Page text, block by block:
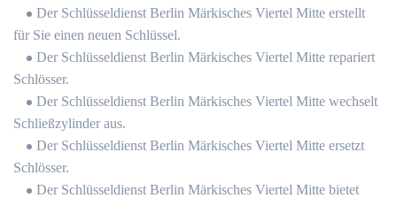
Der Schlüsseldienst Berlin Märkisches Viertel Mitte erstellt
für Sie einen neuen Schlüssel.
Der Schlüsseldienst Berlin Märkisches Viertel Mitte repariert
Schlösser.
Der Schlüsseldienst Berlin Märkisches Viertel Mitte wechselt
Schließzylinder aus.
Der Schlüsseldienst Berlin Märkisches Viertel Mitte ersetzt
Schlösser.
Der Schlüsseldienst Berlin Märkisches Viertel Mitte bietet